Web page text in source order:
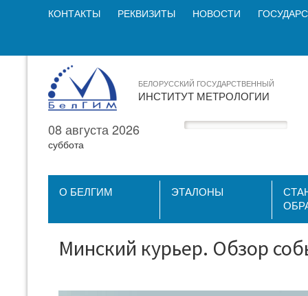
КОНТАКТЫ РЕКВИЗИТЫ НОВОСТИ
БЕЛОРУССКИЙ ГОСУДАРСТВЕННЫЙ
ИНСТИТУТ МЕТРОЛОГИИ
08 августа 2026
суббота
О БЕЛГИМ ЭТАЛОНЫ
Минский курьер. Обзор